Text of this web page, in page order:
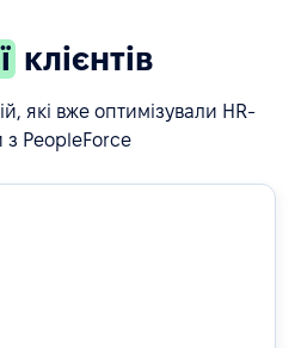
клієнтів
які вже оптимізували HR-
з PeopleForce